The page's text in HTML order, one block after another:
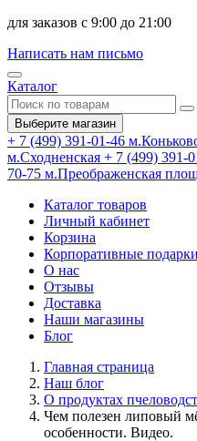
для заказов с 9:00 до 21:00
Написать нам письмо
Каталог
Выберите магазин
+ 7 (499) 391-01-46
м.Сходненская + 7 (499) 391-
70-75 м.Преображенская
Каталог товаров
Личный кабинет
Корзина
Корпоративные подарки
О нас
Отзывы
Доставка
Наши магазины
Блог
Главная страница
Наш блог
О продуктах
Чем полезен липовый
особенности. Видео.